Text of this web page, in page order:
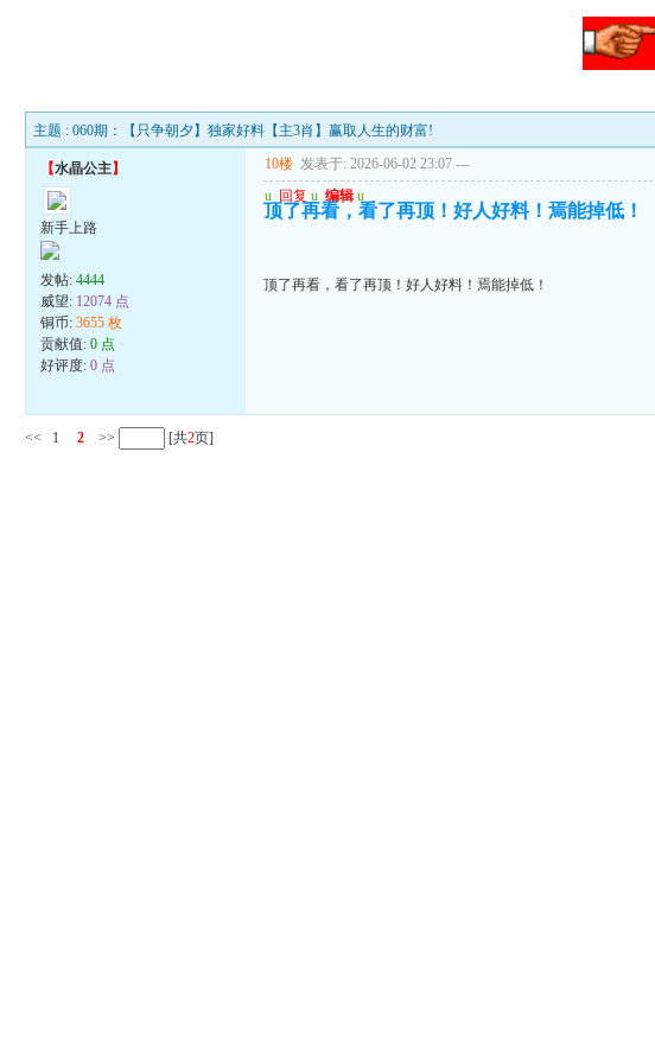
主题 : 060期：【只争朝夕】独家好料【主3肖】赢取人生的财富!
【水晶公主】
新手上路
发帖:4444
威望: 12074 点
铜币:3655 枚
贡献值:0 点
好评度:0 点
10楼 发表于: 2026-06-02 23:07 ---
u 回复 u 编辑 u
顶了再看，看了再顶！好人好料！焉能掉低！
顶了再看，看了再顶！好人好料！焉能掉低！
<< 1 2 >> [共2页]